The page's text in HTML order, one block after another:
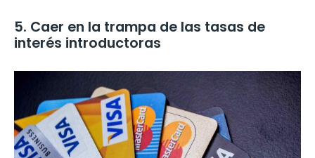
5. Caer en la trampa de las tasas de
interés introductoras